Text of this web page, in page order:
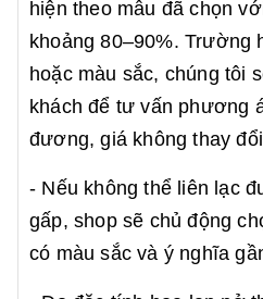
hiện theo mẫu đã chọn
khoảng 80–90%. Trường
hoặc màu sắc, chúng tôi
khách để tư vấn phương
đương, giá không thay
- Nếu không thể liên lạc
gấp, shop sẽ chủ động
có màu sắc và ý nghĩa